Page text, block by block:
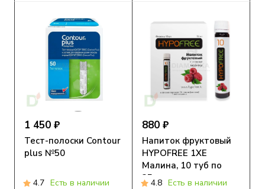
1 450 ₽
Тест-полоски Contour
plus №50
4.7 Есть в наличии
880 ₽
Напиток фруктовый
HYPOFREE 1ХЕ
Малина, 10 туб по
25мл
4.8 Есть в наличии